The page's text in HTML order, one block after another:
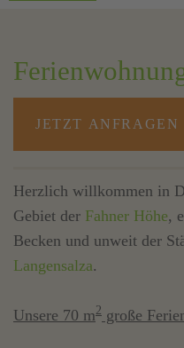
JETZT ANFRAGEN
Herzlich willkommen in
Gebiet der Fahner Höhe,
Becken und unweit der
Langensalza.
Unsere 70 m2 große